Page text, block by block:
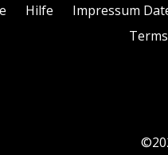
Hilfe Impressum
Terms